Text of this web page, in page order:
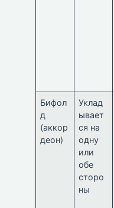
Бифол
д
(аккор
деон)
Уклад
ывает
ся на
одну
или
обе
сторо
ны